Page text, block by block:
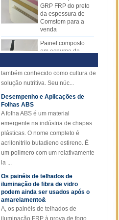
da espessura de
Comstom para a
venda
Painel composto
em espuma de
poliuretano
para reboques
A fibra de vidro
côncava amarela
da espessura de
25mm reforçou o
grating do plástico
FRP
Perfis de FRP de
feixe de canal
reforçado com fibra
Folha de cobertura
revestida de fibra
de vidro reforçada
em gel revestida de
gel FRP
o material do núcleo do plutônio,
etc.,
agora. A folha do mecanismo de
FRP substituiu gradualmente
a folha de disposição manual.
A folha de mecanismo do FRP tem
muitas vantagens sobre o lay-up
manual. A placa do mecanismo
e espessura uniforme. Superfície
rentável, limpa e brilhante.
Técnica e Vantagens da Visão
Geral de Hidroponia
HidropônicaHidroponia é um novo
tipo de método de cultura sem solo,
solução nutritiva. Seu núc...
Desempenho e Aplicações de
Folhas ABS
A folha ABS é um material
emergente na indústria de chapas
plásticas. O nome completo é
acrilonitrilo butadieno estireno. É
um polímero com um relativamente
la ...
Os painéis de telhados de
iluminação de fibra de vidro
podem ainda ser usados ​​após o
amarelamento&
A, os painéis de telhados de
iluminação FRP à prova de fogo
são usados ​​principalmente em